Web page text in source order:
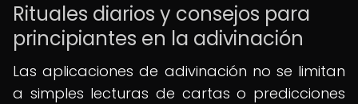
Rituales diarios y consejos para
principiantes en la adivinación
Las aplicaciones de adivinación no se limitan
a simples lecturas de cartas o predicciones